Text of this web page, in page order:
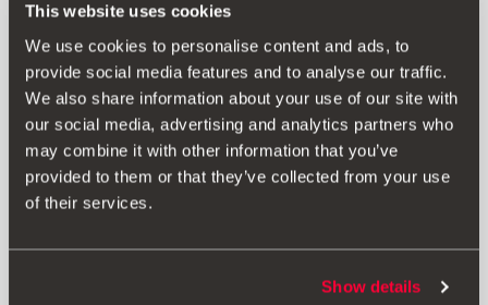
This website uses cookies
We use cookies to personalise content and ads, to
provide social media features and to analyse our traffic.
We also share information about your use of our site with
our social media, advertising and analytics partners who
may combine it with other information that you’ve
provided to them or that they’ve collected from your use
of their services.
Show details
000071980BPADA
Sada pro zimní údržbu
925.00 Kč
Přejít na produkt